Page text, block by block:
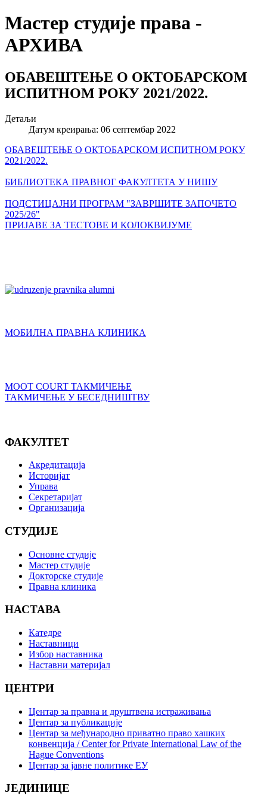
Мастер студије права -
АРХИВА
ОБАВЕШТЕЊЕ О ОКТОБАРСКОМ
ИСПИТНОМ РОКУ 2021/2022.
Детаљи
Датум креирања: 06 септембар 2022
ОБАВЕШТЕЊЕ О ОКТОБАРСКОМ ИСПИТНОМ РОКУ
2021/2022.
БИБЛИОТЕКА ПРАВНОГ ФАКУЛТЕТА У НИШУ
ПОДСТИЦАЈНИ ПРОГРАМ "ЗАВРШИТЕ ЗАПОЧЕТО
2025/26"
ПРИЈАВЕ ЗА ТЕСТОВЕ И КОЛОКВИЈУМЕ
МОБИЛНА ПРАВНА КЛИНИКА
MOOT COURT ТАКМИЧЕЊЕ
ТАКМИЧЕЊЕ У БЕСЕДНИШТВУ
ФАКУЛТЕТ
Акредитација
Историјат
Управа
Секретаријат
Организација
СТУДИЈЕ
Основне студије
Мастер студије
Докторске студије
Правна клиника
НАСТАВА
Катедре
Наставници
Избор наставника
Наставни материјал
ЦЕНТРИ
Центар за правна и друштвена истраживања
Центар за публикације
Центар за међународно приватно право хашких
конвенција / Center for Private International Law of the
Hague Conventions
Центар за јавне политике ЕУ
ЈЕДИНИЦЕ